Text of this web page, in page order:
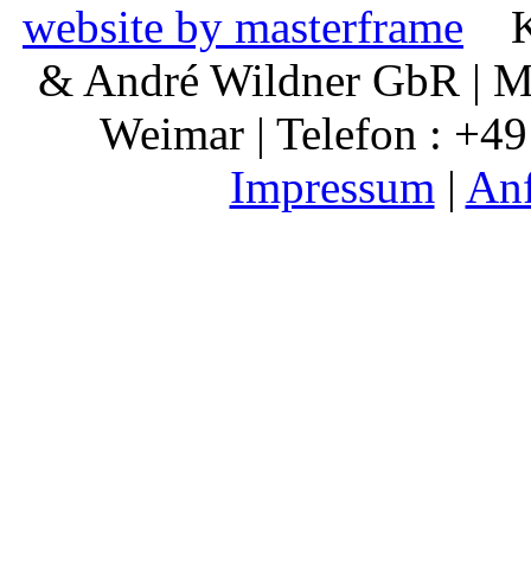
website by masterframe
& André Wildner GbR |
Weimar | Telefon :
Impressum |